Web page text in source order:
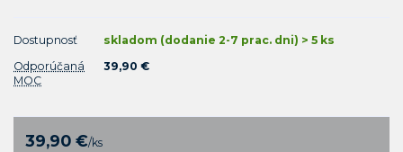
Dostupnosť
skladom (dodanie 2-7 prac. dni) > 5 ks
Odporúčaná
MOC
39,90 €
39,90 €/ks